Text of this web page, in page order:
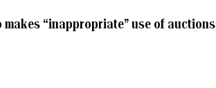
makes “inappropriate” use of auctions